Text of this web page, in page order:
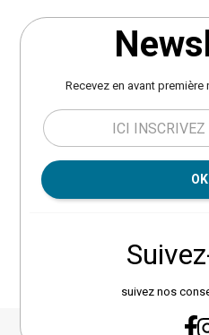
Recevez en avant
OK
suivez nos